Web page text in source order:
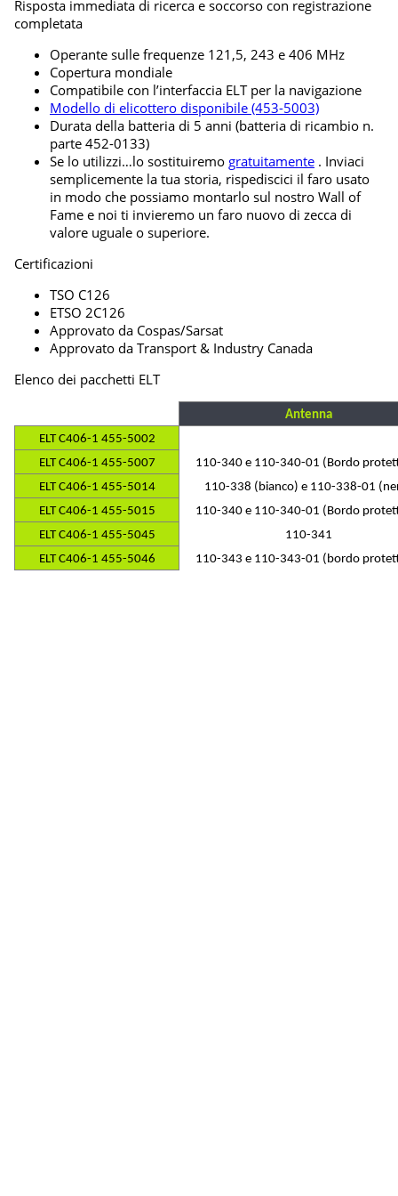
Risposta immediata di ricerca e soccorso con registrazione
completata
Operante sulle frequenze 121,5, 243 e 406 MHz
Copertura mondiale
Compatibile con l’interfaccia ELT per la navigazione
Modello di elicottero disponibile (453-5003)
Durata della batteria di 5 anni (batteria di ricambio n.
parte 452-0133)
Se lo utilizzi…lo sostituiremo gratuitamente . Inviaci
semplicemente la tua storia, rispediscici il faro usato
in modo che possiamo montarlo sul nostro Wall of
Fame e noi ti invieremo un faro nuovo di zecca di
valore uguale o superiore.
Certificazioni
TSO C126
ETSO 2C126
Approvato da Cospas/Sarsat
Approvato da Transport & Industry Canada
Elenco dei pacchetti ELT
Antenna
ELT C406-1 455-5002
ELT C406-1 455-5007
110-340 e 110-340-01 (Bordo
ELT C406-1 455-5014
110-338 (bianco) e 110-338-01
ELT C406-1 455-5015
110-340 e 110-340-01 (Bordo
ELT C406-1 455-5045
110-341
ELT C406-1 455-5046
110-343 e 110-343-01 (bordo